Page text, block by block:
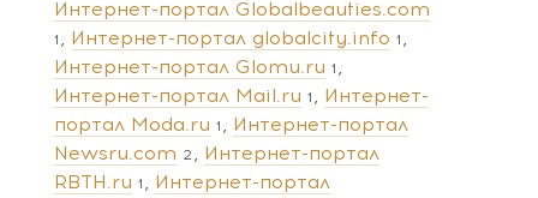
Интернет-портал Globalbeauties.com
1 Интернет-портал globalcity.info 1
Интернет-портал Glomu.ru 1
Интернет-портал Mail.ru 1
Интернет-
портал Moda.ru 1
Интернет-портал
Newsru.com 2
Интернет-портал
RBTH.ru 1
Интернет-портал